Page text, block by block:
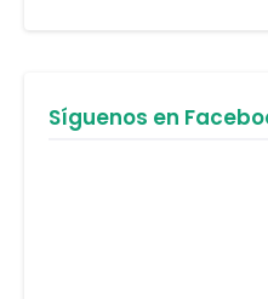
Síguenos en